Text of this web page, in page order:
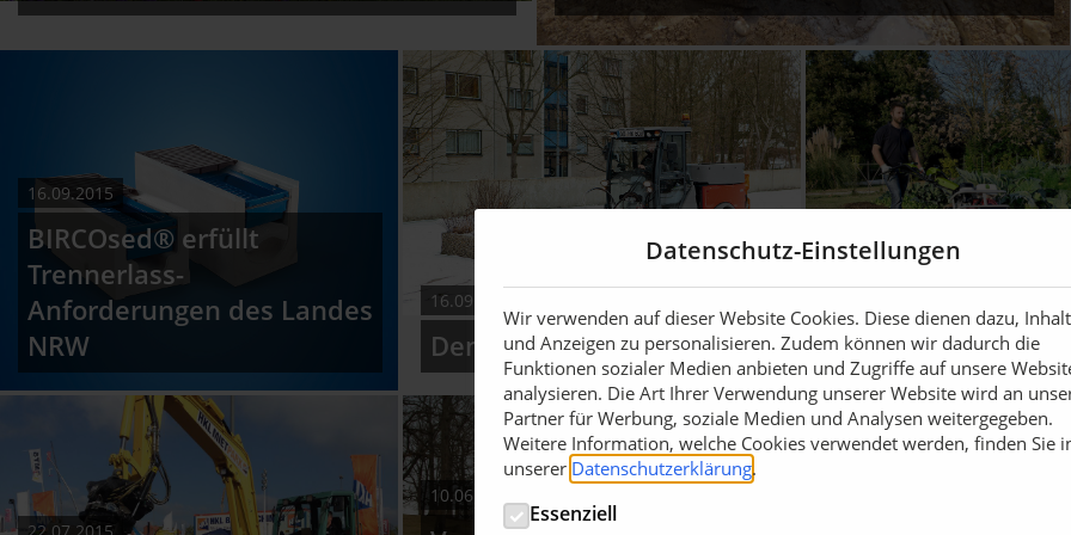
16.09.2015
BIRCOsed® erfüllt
Trennerlass-
Anforderungen des Landes
NRW
16.09.2015
Den Winter gut im Griff
16.09.2015
Maschinen für
Jahreszeit
10.06.2015
Datenschutz-Einstellungen
Wir verwenden auf dieser Website Cookies. Diese dienen dazu,
und Anzeigen zu personalisieren. Zudem können wir dadurch die
Funktionen sozialer Medien anbieten und Zugriffe auf unsere
analysieren. Die Art Ihrer Verwendung unserer Website wird an
Partner für Werbung, soziale Medien und Analysen weitergegeben.
Weitere Information, welche Cookies verwendet werden, finden Sie
unserer Datenschutzerklärung.
Essenziell